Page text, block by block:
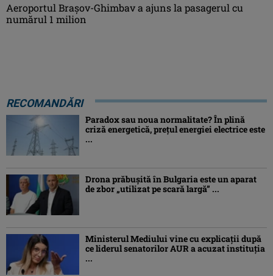
Aeroportul Brașov-Ghimbav a ajuns la pasagerul cu
numărul 1 milion
RECOMANDĂRI
Paradox sau noua normalitate? În plină
criză energetică, prețul energiei electrice este
...
Drona prăbuşită în Bulgaria este un aparat
de zbor „utilizat pe scară largă” ...
Ministerul Mediului vine cu explicații după
ce liderul senatorilor AUR a acuzat instituția
...